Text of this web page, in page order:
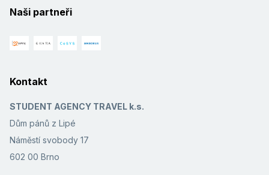
Naši partneři
Kontakt
STUDENT AGENCY TRAVEL k.s.
Dům pánů z Lipé
Náměstí svobody 17
602 00 Brno